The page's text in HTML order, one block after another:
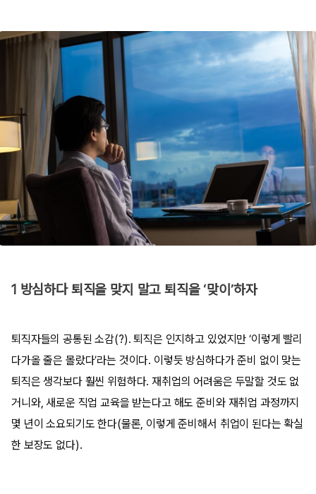
1 방심하다 퇴직을 맞지 말고 퇴직을 ‘맞이’하자
퇴직자들의 공통된 소감(?). 퇴직은 인지하고 있었지만 ‘이렇게 빨리
다가올 줄은 몰랐다’라는 것이다. 이렇듯 방심하다가 준비 없이 맞는
퇴직은 생각보다 훨씬 위험하다. 재취업의 어려움은 두말할 것도 없
거니와, 새로운 직업 교육을 받는다고 해도 준비와 재취업 과정까지
몇 년이 소요되기도 한다(물론, 이렇게 준비해서 취업이 된다는 확실
한 보장도 없다).